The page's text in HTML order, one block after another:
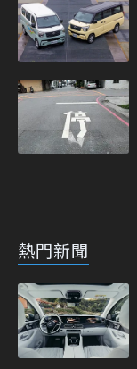
熱門新聞